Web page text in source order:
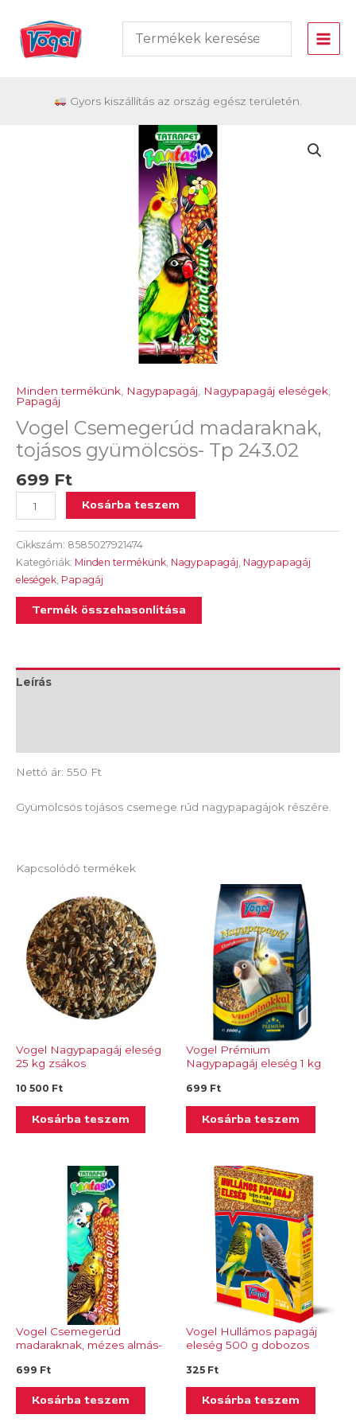
content
Gyors kiszállítás az ország egész területén.
Minden termékünk Nagypapagáj Nagypapagáj eleségek
Papagáj
Vogel Csemegerúd madaraknak,
tojásos gyümölcsös- Tp 243.02
699 Ft
Kosárba teszem
Cikkszám: 8585027921474
Kategóriák: Minden termékünk, Nagypapagáj, Nagypapagáj
eleségek, Papagáj
Termék összehasonlítása
Leírás
Nettó ár: 550 Ft
Gyümölcsös tojásos csemege rúd nagypapagájok részére.
Kapcsolódó termékek
Vogel Nagypapagáj eleség
25 kg zsákos
10 500 Ft
Kosárba teszem
Vogel Prémium
Nagypapagáj eleség 1 kg
699 Ft
Kosárba teszem
Vogel Csemegerúd
madaraknak, mézes almás-
699 Ft
Kosárba teszem
Vogel Hullámos papagáj
eleség 500 g dobozos
325 Ft
Kosárba teszem